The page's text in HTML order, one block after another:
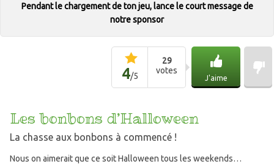
Pendant le chargement de ton jeu, lance le court message de
notre sponsor
4/5
29
votes
J'aime
Les bonbons d’Halloween
La chasse aux bonbons à commencé !
Nous on aimerait que ce soit Halloween tous les weekends…